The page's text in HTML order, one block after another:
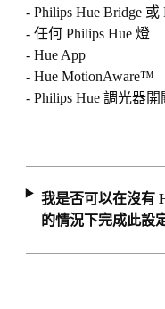
- Philips Hue Bridge 或
- 任何 Philips Hue 燈
- Hue App
- Hue MotionAware™
- Philips Hue 調光器
我是否可以在沒有
的情況下完成此設